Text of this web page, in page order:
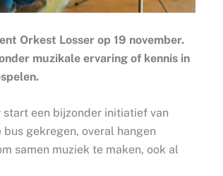
Orkest Losser op 19 november.
muzikale ervaring of kennis in
start een bijzonder initiatief van
gekregen, overal hangen
samen muziek te maken, ook al